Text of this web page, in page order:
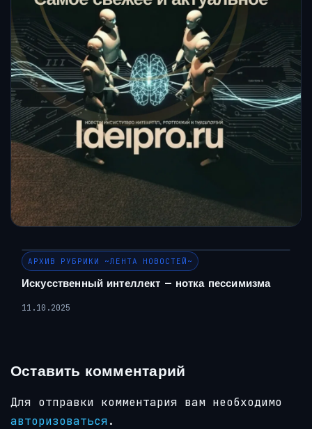
АРХИВ РУБРИКИ ~ЛЕНТА НОВОСТЕЙ~
Искусственный интеллект – нотка пессимизма
11.10.2025
Оставить комментарий
Для отправки комментария вам необходимо
авторизоваться.